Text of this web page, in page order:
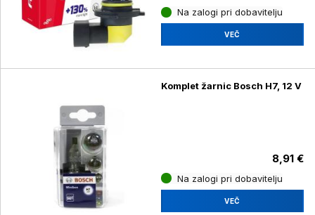
Na zalogi pri dobavitelju
VEČ
Komplet žarnic Bosch H7, 12 V
8,91 €
Na zalogi pri dobavitelju
VEČ